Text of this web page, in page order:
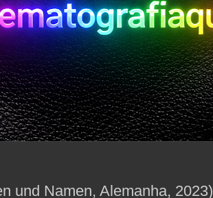
und Namen, Alemanha, 2023)